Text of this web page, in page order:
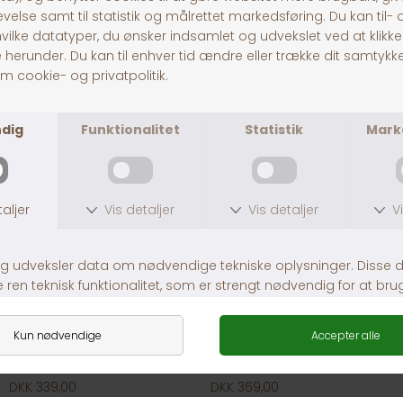
Nordic DHA Algae Oil
DKK 499,00
Nordic Rødbede
DKK 339,00
DKK 369,00